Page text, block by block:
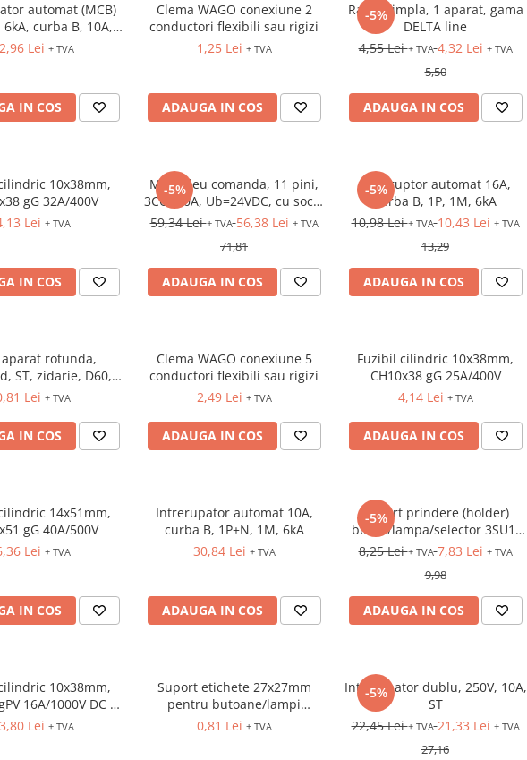
automat (MCB)
6kA, curba B, 10A,
ETIMAT P6
Lei + TVA
IN COS
Clema WAGO conexiune 2
conductori flexibili sau rigizi
1,25 Lei + TVA
ADAUGA IN COS
-5%
Rama simpla, 1 aparat, gama
DELTA line
4,55 Lei+ TVA 4,32 Lei + TVA
5,50
ADAUGA IN COS
10x38mm,
gG 32A/400V
Lei + TVA
IN COS
-5%
Minireleu comanda, 11 pini,
3CO, 10A, Ub=24VDC, cu soclu
si LED
59,34 Lei+ TVA 56,38 Lei + TVA
71,81
ADAUGA IN COS
-5%
Intreruptor automat 16A,
curba B, 1P, 1M, 6kA
10,98 Lei+ TVA 10,43 Lei + TVA
13,29
ADAUGA IN COS
aparat rotunda,
ST, zidarie, D60,
, 1055-41
Lei + TVA
IN COS
Clema WAGO conexiune 5
conductori flexibili sau rigizi
2,49 Lei + TVA
ADAUGA IN COS
Fuzibil cilindric 10x38mm,
CH10x38 gG 25A/400V
4,14 Lei + TVA
ADAUGA IN COS
14x51mm,
gG 40A/500V
Lei + TVA
IN COS
Intrerupator automat 10A,
curba B, 1P+N, 1M, 6kA
30,84 Lei + TVA
ADAUGA IN COS
-5%
Suport prindere (holder)
buton/lampa/selector 3SU1,
plastic, 3 module
8,25 Lei+ TVA 7,83 Lei + TVA
9,98
ADAUGA IN COS
10x38mm,
16A/1000V DC pt
fotovoltaice
Lei + TVA
Suport etichete 27x27mm
pentru butoane/lampi
D=22mm
0,81 Lei + TVA
-5%
Intrerupator dublu, 250V, 10A,
ST
22,45 Lei+ TVA 21,33 Lei + TVA
27,16